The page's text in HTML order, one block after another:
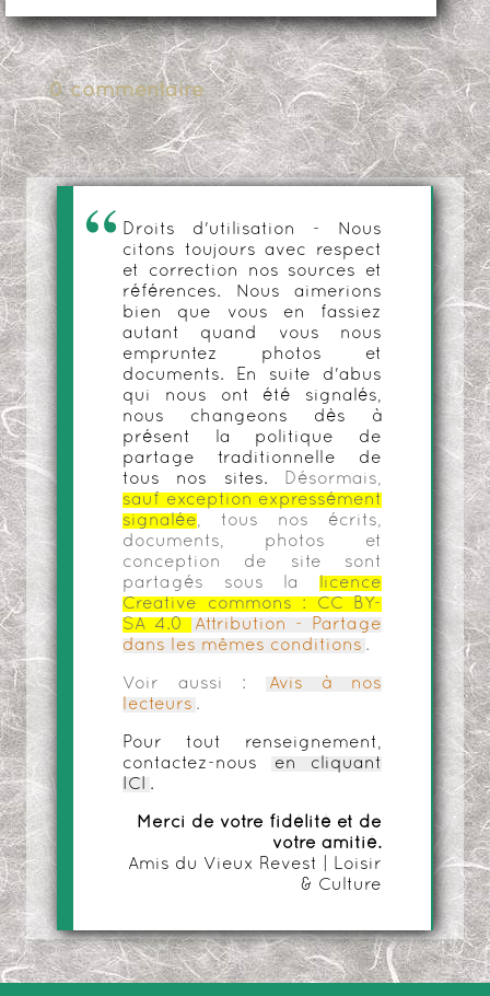
0 commentaire
Droits d'utilisation - Nous
citons toujours avec respect
et correction nos sources et
références. Nous aimerions
bien que vous en fassiez
autant quand vous nous
empruntez photos et
documents. En suite d'abus
qui nous ont été signalés,
nous changeons dès à
présent la politique de
partage traditionnelle de
tous nos sites.
Désormais,
sauf exception expressément
signalée, tous nos écrits,
documents, photos et
conception de site sont
partagés sous la
licence
Creative commons :
CC BY-
SA 4.0
Attribution - Partage
dans les mêmes conditions .
Voir aussi :
Avis à nos
lecteurs .
Pour tout renseignement,
contactez-nous
en cliquant
ICI
.
Merci de votre fidélité et de
votre amitié.
Amis du Vieux Revest | Loisir
& Culture